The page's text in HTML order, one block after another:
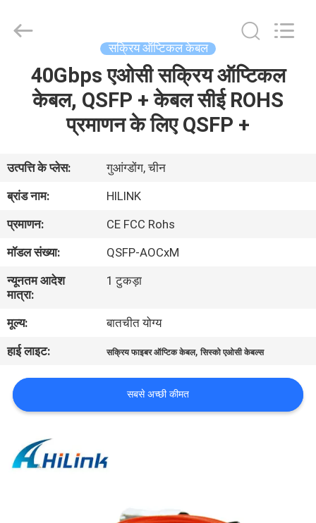
हमारे
बारे
में
कारखाने
का
गुणवत्ता
नियंत्रण
संपर्क
करें
Technology
Co.,Ltd..
सक्रिय ऑप्टिकल केबल
40Gbps एओसी सक्रिय ऑप्टिकल
केबल, QSFP + केबल सीई ROHS
प्रमाणन के लिए QSFP +
उत्पत्ति के प्लेस:
गुआंग्डोंग, चीन
ब्रांड नाम:
HILINK
प्रमाणन:
CE FCC Rohs
मॉडल संख्या:
QSFP-AOCxM
न्यूनतम आदेश
मात्रा:
1 टुकड़ा
मूल्य:
बातचीत योग्य
हाई लाइट:
सक्रिय फाइबर ऑप्टिक केबल,सिस्को एओसी केबल्स
सबसे अच्छी कीमत